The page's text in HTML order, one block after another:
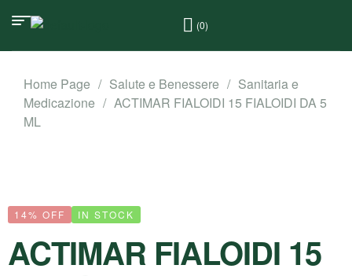
(0)
Home Page / Salute e Benessere / Sanitaria e
Medicazione / ACTIMAR FIALOIDI 15 FIALOIDI DA 5
ML
14% OFF IN STOCK
ACTIMAR FIALOIDI 15